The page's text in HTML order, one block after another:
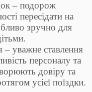
– подорож
пересідати на
зручно для
– уважне ставлення
персоналу та
довіру та
усієї поїздки.